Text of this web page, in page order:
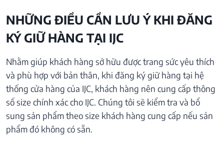
NHỮNG ĐIỀU CẦN LƯU Ý KHI ĐĂNG
KÝ GIỮ HÀNG TẠI IJC
Nhằm giúp khách hàng sở hữu được trang sức yêu thích
và phù hợp với bản thân, khi đăng ký giữ hàng tại hệ
thống cửa hàng của IJC, khách hàng nên cung cấp thông
số size chính xác cho IJC. Chúng tôi sẽ kiểm tra và bổ
sung sản phẩm theo size khách hàng cung cấp nếu sản
phẩm đó không có sẵn.